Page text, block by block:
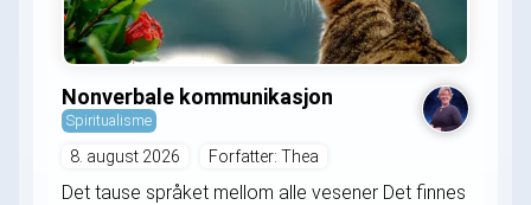
Nonverbale kommunikasjon
Spiritualisme
8. august 2026 Forfatter: Thea
Det tause språket mellom alle vesener Det finnes